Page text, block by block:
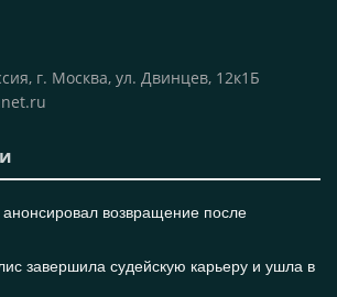
г. Москва, ул. Двинцев, 12к1Б
анонсировал возвращение после
завершила судейскую карьеру и ушла в